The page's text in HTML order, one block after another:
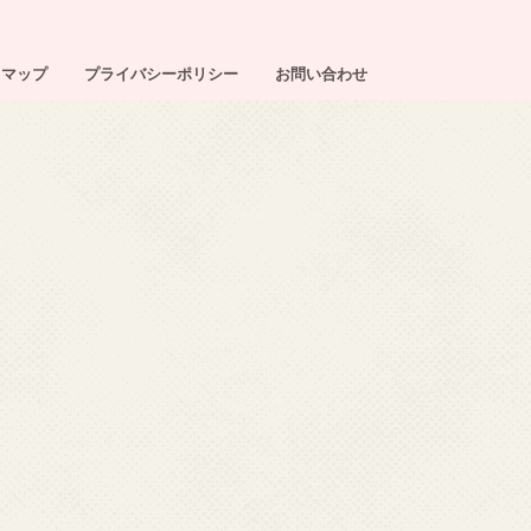
ップ プライバシーポリシー お問い合わせ